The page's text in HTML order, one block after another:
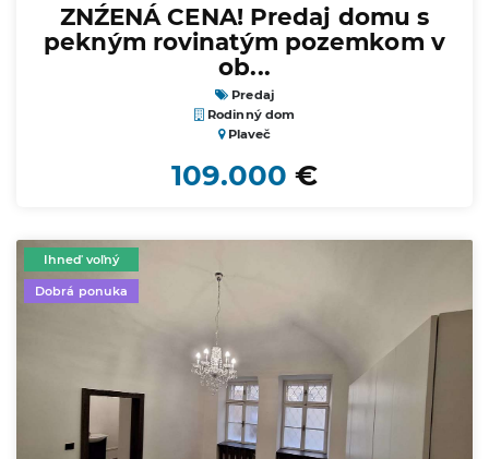
ZNŹENÁ CENA! Predaj domu s
pekným rovinatým pozemkom v
ob...
Predaj
Rodinný dom
Plaveč
109.000€
Ihneď voľný
Dobrá ponuka